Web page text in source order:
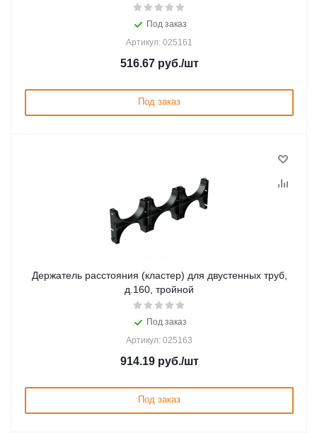
Под заказ
Артикул: 025161
516.67руб./шт
Под заказ
Держатель расстояния (кластер) для двустенных труб,
д.160, тройной
Под заказ
Артикул: 025163
914.19руб./шт
Под заказ